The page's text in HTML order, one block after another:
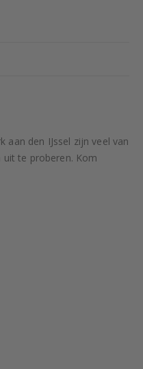
aan den IJssel zijn veel van
te proberen. Kom